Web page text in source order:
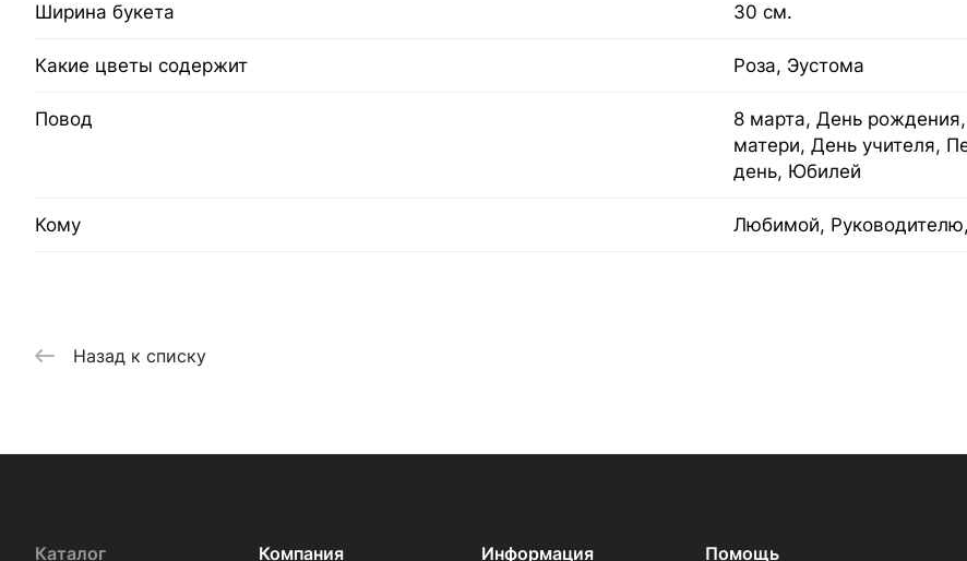
Ширина букета 30 см.
Какие цветы содержит Роза, Эустома
Повод
8 марта, День
матери, День учителя,
день, Юбилей
Кому Любимой,
Назад к списку
Каталог Компания Информация Помощь